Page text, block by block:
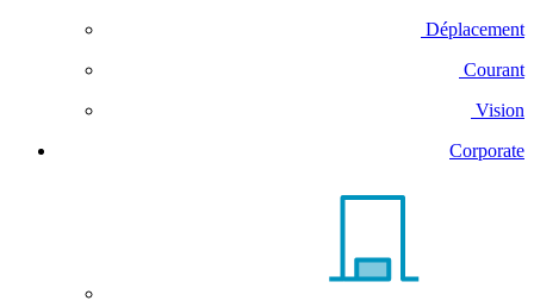
Déplacement
Courant
Vision
Corporate